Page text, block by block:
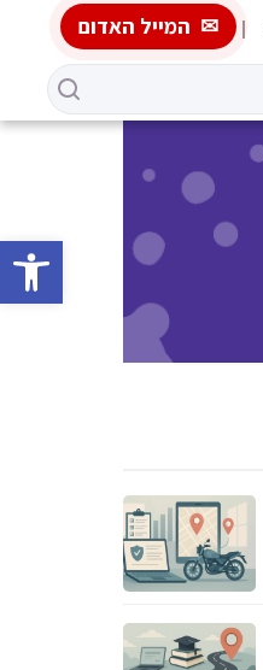
פתח
המייל האדום